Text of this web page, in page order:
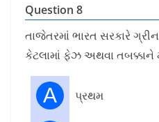
Question 8
તાજેતરમાં ભારત સરકારે ગ્રીન
કેટલામાં ફેઝ અથવા
A પ્રથમ